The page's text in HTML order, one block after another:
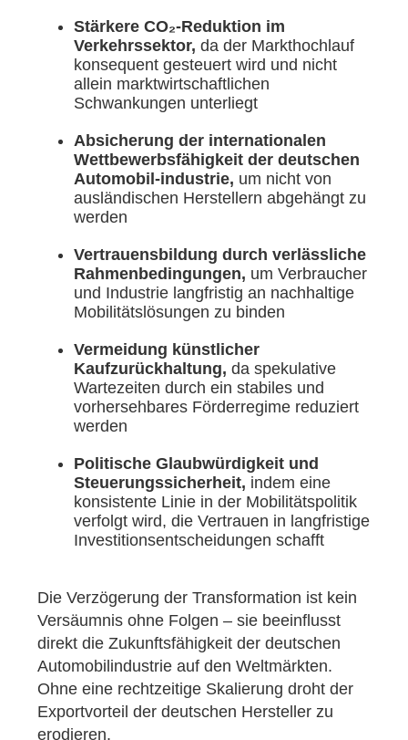
Stärkere CO₂-Reduktion im
Verkehrssektor, da der Markthochlauf
konsequent gesteuert wird und nicht
allein marktwirtschaftlichen
Schwankungen unterliegt
Absicherung der internationalen
Wettbewerbsfähigkeit der deutschen
Automobil-industrie, um nicht von
ausländischen Herstellern abgehängt zu
werden
Vertrauensbildung durch verlässliche
Rahmenbedingungen, um Verbraucher
und Industrie langfristig an nachhaltige
Mobilitätslösungen zu binden
Vermeidung künstlicher
Kaufzurückhaltung, da spekulative
Wartezeiten durch ein stabiles und
vorhersehbares Förderregime reduziert
werden
Politische Glaubwürdigkeit und
Steuerungssicherheit, indem eine
konsistente Linie in der Mobilitätspolitik
verfolgt wird, die Vertrauen in langfristige
Investitionsentscheidungen schafft
Die Verzögerung der Transformation ist kein
Versäumnis ohne Folgen – sie beeinflusst
direkt die Zukunftsfähigkeit der deutschen
Automobilindustrie auf den Weltmärkten.
Ohne eine rechtzeitige Skalierung droht der
Exportvorteil der deutschen Hersteller zu
erodieren.